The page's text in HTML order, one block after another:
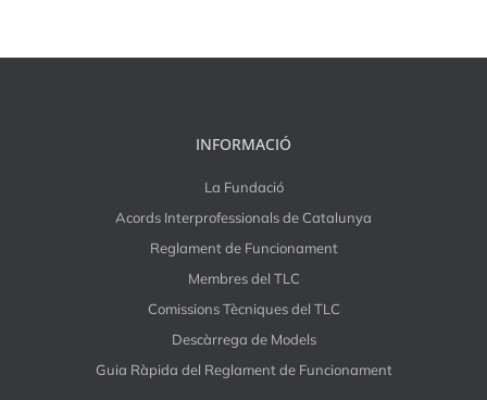
INFORMACIÓ
La Fundació
Acords Interprofessionals de Catalunya
Reglament de Funcionament
Membres del TLC
Comissions Tècniques del TLC
Descàrrega de Models
Guia Ràpida del Reglament de Funcionament